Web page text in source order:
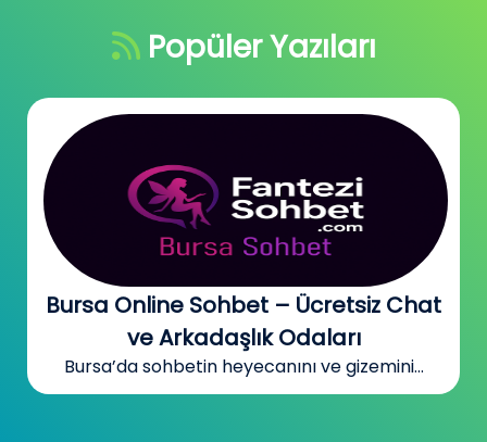
Popüler Yazıları
Bursa Online Sohbet – Ücretsiz Chat
ve Arkadaşlık Odaları
Bursa’da sohbetin heyecanını ve gizemini...